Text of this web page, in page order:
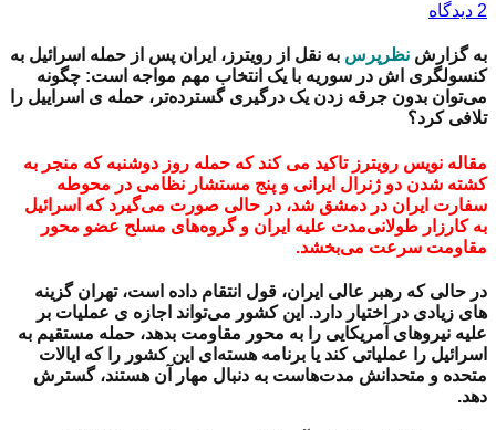
2 دیدگاه
به گزارش نظرپرس به نقل از رویترز، ایران پس از حمله اسرائیل به
کنسولگری اش در سوریه با یک انتخاب مهم مواجه است: چگونه
می‌توان بدون جرقه زدن یک درگیری گسترده‌تر، حمله ی اسراییل را
تلافی کرد؟
مقاله نویس رویترز تاکید می کند که حمله روز دوشنبه که منجر به
کشته شدن دو ژنرال ایرانی و پنج مستشار نظامی در محوطه
سفارت ایران در دمشق شد، در حالی صورت می‌گیرد که اسرائیل
به کارزار طولانی‌مدت علیه ایران و گروه‌های مسلح عضو محور
مقاومت سرعت می‌بخشد.
در حالی که رهبر عالی ایران، قول انتقام داده است،تهران گزینه
های زیادی در اختیار دارد. این کشور می‌تواند اجازه ی عملیات بر
علیه نیروهای آمریکایی را به محور مقاومت بدهد، حمله مستقیم به
اسرائیل را عملیاتی کند یا برنامه هسته‌ای این کشور را که ایالات
متحده و متحدانش مدت‌هاست به دنبال مهار آن هستند، گسترش
دهد.